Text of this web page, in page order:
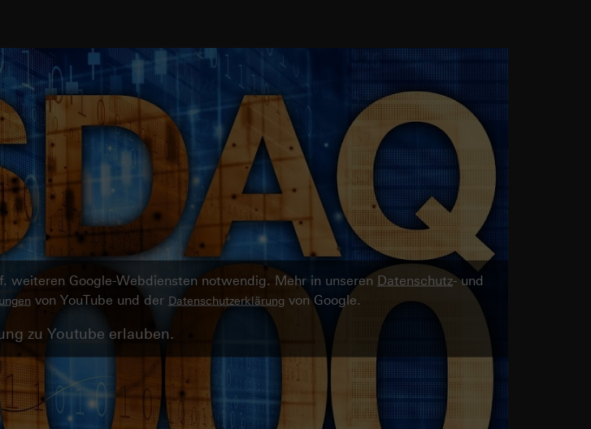
weiteren Google-Webdiensten notwendig. Mehr in unseren Datenschutz- und
von YouTube und der Datenschutzerklärungvon Google.
zu Youtube erlauben.